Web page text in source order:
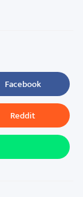
Facebook
Reddit